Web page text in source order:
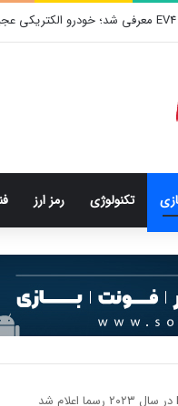
تکنولوژی رمز ارز